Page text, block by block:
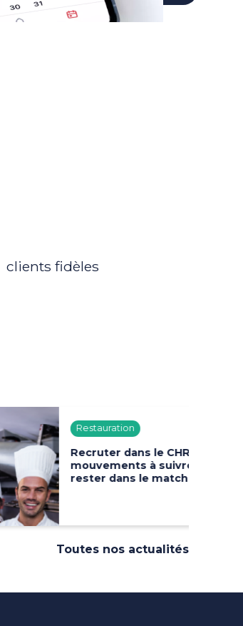
clients fidèles
dans le CHR : les 4
à suivre pour
dans le match
Toutes nos actualités